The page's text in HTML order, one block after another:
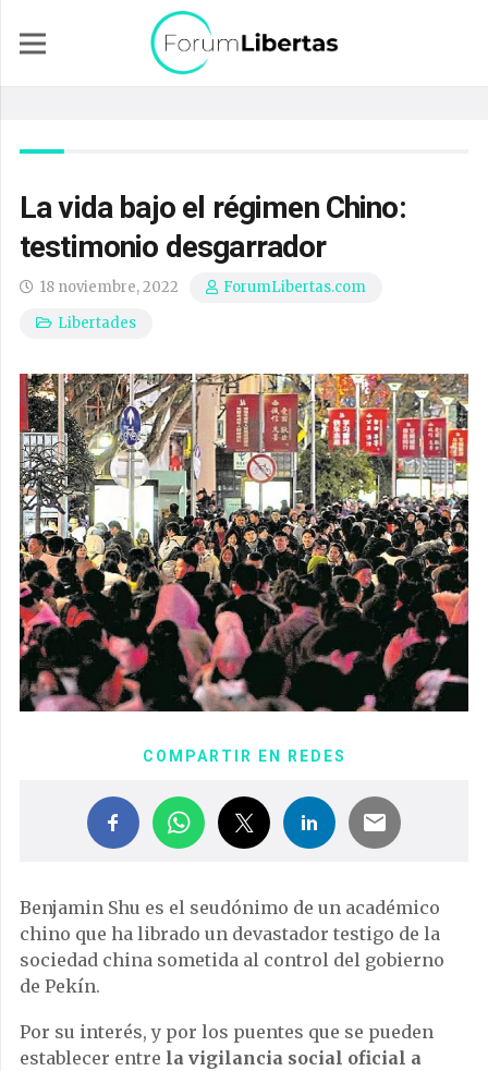
La vida bajo el régimen Chino:
testimonio desgarrador
18 noviembre, 2022
ForumLibertas.com
Libertades
COMPARTIR EN REDES
Benjamin Shu es el seudónimo de un académico
chino que ha librado un devastador testigo de la
sociedad china sometida al control del gobierno
de Pekín.
Por su interés, y por los puentes que se pueden
establecer entre la vigilancia social oficial a